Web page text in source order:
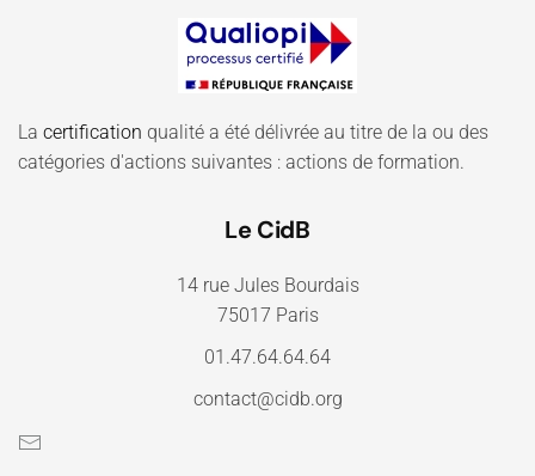
La certification qualité a été délivrée au titre de la ou des
catégories d'actions suivantes : actions de formation.
Le CidB
14 rue Jules Bourdais
75017 Paris
01.47.64.64.64
contact@cidb.org